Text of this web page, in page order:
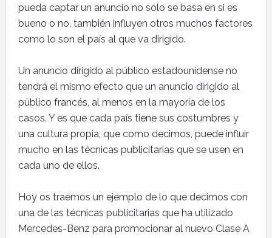
pueda captar un anuncio no sólo se basa en si es
bueno o no, también influyen otros muchos factores
como lo son el país al que va dirigido.
Un anuncio dirigido al público estadounidense no
tendrá el mismo efecto que un anuncio dirigido al
público francés, al menos en la mayoría de los
casos. Y es que cada país tiene sus costumbres y
una cultura propia, que como decimos, puede influir
mucho en las técnicas publicitarias que se usen en
cada uno de ellos.
Hoy os traemos un ejemplo de lo que decimos con
una de las técnicas publicitarias que ha utilizado
Mercedes-Benz para promocionar al nuevo Clase A